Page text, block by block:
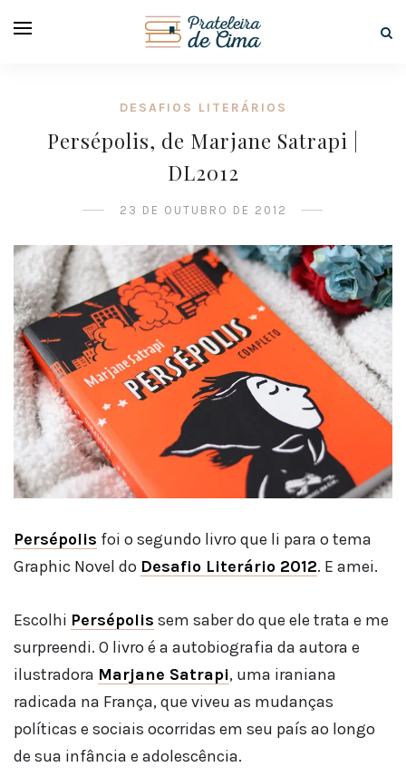
DESAFIOS LITERÁRIOS
Persépolis, de Marjane Satrapi |
DL2012
23 DE OUTUBRO DE 2012
Persépolis foi o segundo livro que li para o tema
Graphic Novel do Desafio Literário 2012. E amei.
Escolhi Persépolis sem saber do que ele trata e me
surpreendi. O livro é a autobiografia da autora e
ilustradora Marjane Satrapi, uma iraniana
radicada na França, que viveu as mudanças
políticas e sociais ocorridas em seu país ao longo
de sua infância e adolescência.